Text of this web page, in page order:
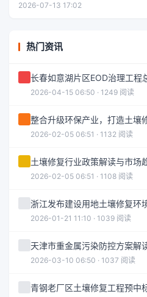
2026-07-13 17:02
热门资讯
长春如意湖片区EOD治理工程
2026-04-15 06:50 · 1249 阅读
整合升级环保产业，打造土壤
2026-02-05 06:51 · 1132 阅读
土壤修复行业政策解读与市场
2026-02-05 06:51 · 1108 阅读
浙江发布建设用地土壤修复环
2026-01-21 11:10 · 1039 阅读
天津市重金属污染防控方案
2026-03-10 06:50 · 1037 阅读
青钢老厂区土壤修复工程预中